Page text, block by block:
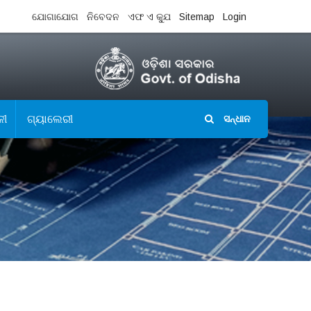
ଯୋଗାଯୋଗ ନିବେଦନ ଏଫ ଏ କ୍ଯୁ Sitemap Login
ଗ୍ୟାଲେରୀ ସନ୍ଧାନ